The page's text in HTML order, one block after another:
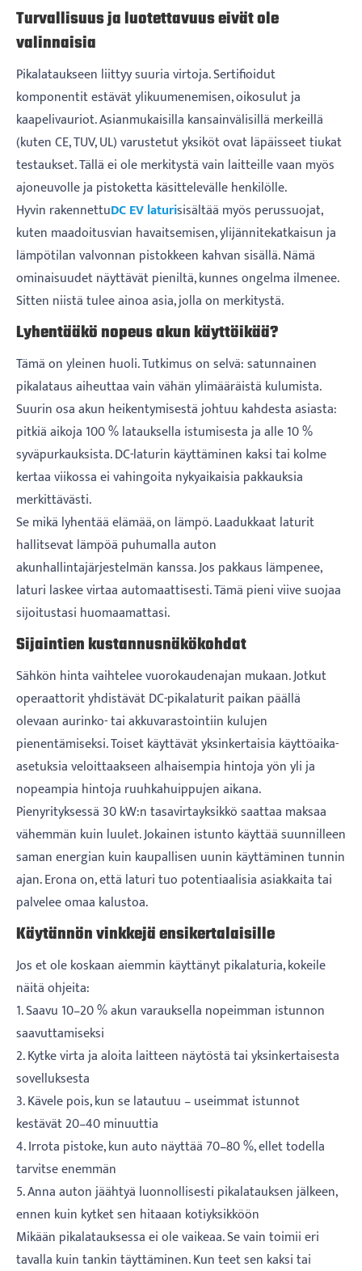
Turvallisuus ja luotettavuus eivät ole
valinnaisia
Pikalataukseen liittyy suuria virtoja. Sertifioidut
komponentit estävät ylikuumenemisen, oikosulut ja
kaapelivauriot. Asianmukaisilla kansainvälisillä merkeillä
(kuten CE, TUV, UL) varustetut yksiköt ovat läpäisseet tiukat
testaukset. Tällä ei ole merkitystä vain laitteille vaan myös
ajoneuvolle ja pistoketta käsittelevälle henkilölle.
Hyvin rakennettuDC EV laturisisältää myös perussuojat,
kuten maadoitusvian havaitsemisen, ylijännitekatkaisun ja
lämpötilan valvonnan pistokkeen kahvan sisällä. Nämä
ominaisuudet näyttävät pieniltä, ​​kunnes ongelma ilmenee.
Sitten niistä tulee ainoa asia, jolla on merkitystä.
Lyhentääkö nopeus akun käyttöikää?
Tämä on yleinen huoli. Tutkimus on selvä: satunnainen
pikalataus aiheuttaa vain vähän ylimääräistä kulumista.
Suurin osa akun heikentymisestä johtuu kahdesta asiasta:
pitkiä aikoja 100 % latauksella istumisesta ja alle 10 %
syväpurkauksista. DC-laturin käyttäminen kaksi tai kolme
kertaa viikossa ei vahingoita nykyaikaisia ​​pakkauksia
merkittävästi.
Se mikä lyhentää elämää, on lämpö. Laadukkaat laturit
hallitsevat lämpöä puhumalla auton
akunhallintajärjestelmän kanssa. Jos pakkaus lämpenee,
laturi laskee virtaa automaattisesti. Tämä pieni viive suojaa
sijoitustasi huomaamattasi.
Sijaintien kustannusnäkökohdat
Sähkön hinta vaihtelee vuorokaudenajan mukaan. Jotkut
operaattorit yhdistävät DC-pikalaturit paikan päällä
olevaan aurinko- tai akkuvarastointiin kulujen
pienentämiseksi. Toiset käyttävät yksinkertaisia ​​käyttöaika-
asetuksia veloittaakseen alhaisempia hintoja yön yli ja
nopeampia hintoja ruuhkahuippujen aikana.
Pienyrityksessä 30 kW:n tasavirtayksikkö saattaa maksaa
vähemmän kuin luulet. Jokainen istunto käyttää suunnilleen
saman energian kuin kaupallisen uunin käyttäminen tunnin
ajan. Erona on, että laturi tuo potentiaalisia asiakkaita tai
palvelee omaa kalustoa.
Käytännön vinkkejä ensikertalaisille
Jos et ole koskaan aiemmin käyttänyt pikalaturia, kokeile
näitä ohjeita:
1. Saavu 10–20 % akun varauksella nopeimman istunnon
saavuttamiseksi
2. Kytke virta ja aloita laitteen näytöstä tai yksinkertaisesta
sovelluksesta
3. Kävele pois, kun se latautuu – useimmat istunnot
kestävät 20–40 minuuttia
4. Irrota pistoke, kun auto näyttää 70–80 %, ellet todella
tarvitse enemmän
5. Anna auton jäähtyä luonnollisesti pikalatauksen jälkeen,
ennen kuin kytket sen hitaaan kotiyksikköön
Mikään pikalatauksessa ei ole vaikeaa. Se vain toimii eri
tavalla kuin tankin täyttäminen. Kun teet sen kaksi tai